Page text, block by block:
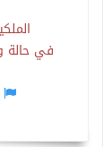
في حالة